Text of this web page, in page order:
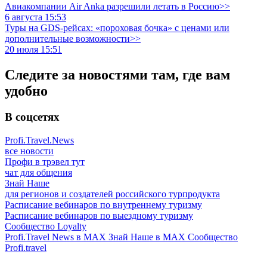
Авиакомпании Air Anka разрешили летать в Россию>>
6 августа 15:53
Туры на GDS-рейсах: «пороховая бочка» с ценами или
дополнительные возможности>>
20 июля 15:51
Следите за новостями там, где вам
удобно
В соцсетях
Profi.Travel.News
все новости
Профи в трэвел тут
чат для общения
Знай Наше
для регионов и создателей российского турпродукта
Расписание вебинаров по внутреннему туризму
Расписание вебинаров по выездному туризму
Сообщество Loyalty
Profi.Travel News в MAX Знай Наше в MAX Сообщество
Profi.travel